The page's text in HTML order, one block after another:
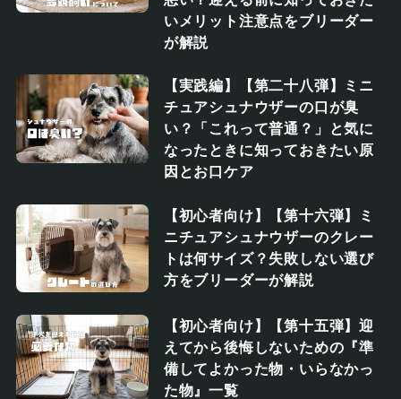
いメリット注意点をブリーダー
が解説
【実践編】【第二十八弾】ミニ
チュアシュナウザーの口が臭
い？「これって普通？」と気に
なったときに知っておきたい原
因とお口ケア
【初心者向け】【第十六弾】ミ
ニチュアシュナウザーのクレー
トは何サイズ？失敗しない選び
方をブリーダーが解説
【初心者向け】【第十五弾】迎
えてから後悔しないための『準
備してよかった物・いらなかっ
た物』一覧